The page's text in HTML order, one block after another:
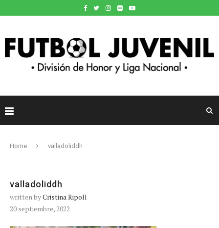
Home valladoliddh
valladoliddh
written byCristina Ripoll
20 septiembre, 2022